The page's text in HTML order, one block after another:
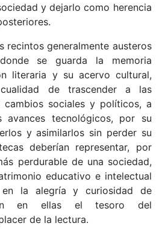
y dejarlo como herencia
recintos generalmente austeros
se guarda la memoria
literaria y su acervo cultural,
de trascender a las
cambios sociales y políticos, a
tecnológicos, por su
y asimilarlos sin perder su
deberían representar, por
perdurable de una sociedad,
educativo e intelectual
la alegría y curiosidad de
en ellas el tesoro del
de la lectura.